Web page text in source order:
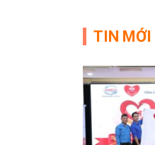
TIN MỚI